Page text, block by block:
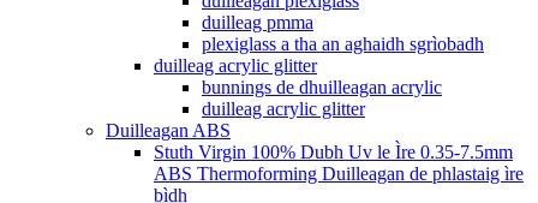
duilleag pmma
plexiglass a tha an aghaidh sgrìobadh
duilleag acrylic glitter
bunnings de dhuilleagan acrylic
duilleag acrylic glitter
Duilleagan ABS
Stuth Virgin 100% Dubh Uv le Ìre 0.35-7.5mm
ABS Thermoforming Duilleagan de phlastaig ìre
bìdh